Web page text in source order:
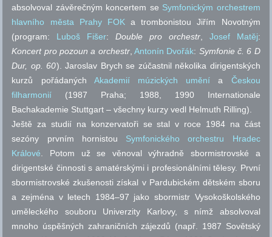
absolvoval závěrečným koncertem se Symfonickým orchestrem
hlavního města Prahy FOKa trombonistou Jiřím Novotným
(program: Luboš Fišer:Double pro orchestr, Josef Matěj:
Koncert pro pozoun a orchestr,Antonín Dvořák: Symfonie č. 6 D
Dur, op. 60). Jaroslav Brych se zúčastnil několika dirigentských
kurzů pořádaných Akademií múzických umění a Českou
filharmonií (1987 Praha; 1988, 1990 Internationale
Bachakademie Stuttgart – všechny kurzy vedl Helmuth Rilling).
Ještě za studií na konzervatoři se stal v roce 1984 na část
sezóny prvním hornistou Symfonického orchestru Hradec
Králové. Potom už se věnoval výhradně sbormistrovské a
dirigentské činnosti s amatérskými i profesionálními tělesy. První
sbormistrovské zkušenosti získal v Pardubickém dětském sboru
a zejména v letech 1984–97 jako sbormistr Vysokoškolského
uměleckého souboru Univerzity Karlovy, s nímž absolvoval
mnoho úspěšných zahraničních zájezdů (např. 1987 Sovětský